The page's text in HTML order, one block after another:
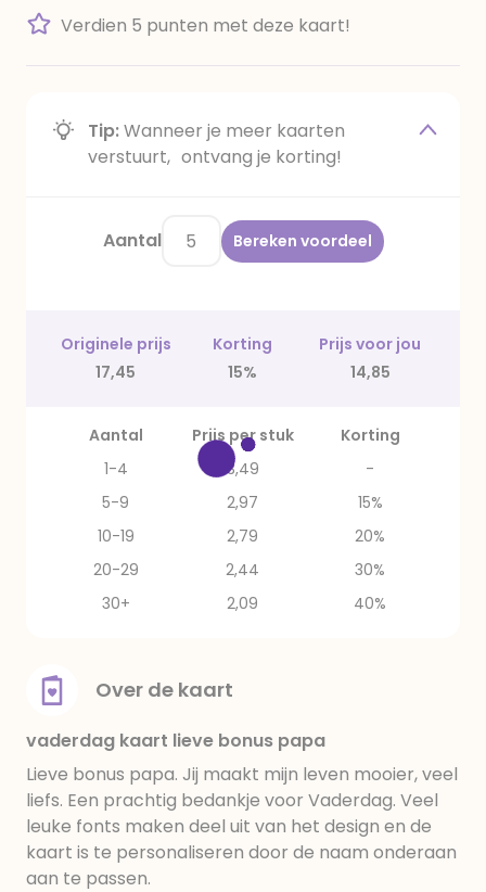
Verdien 5 punten met deze kaart!
Tip:Wanneer je meer kaarten
verstuurt, ontvang je korting!
Aantal Bereken voordeel
Originele prijs Korting
Prijs voor jou
17,45
15% 14,85
Aantal Prijs per stuk
Korting
1-4
3,49
-
5-9
2,97
15%
10-19
2,79
20%
20-29
2,44
30%
30+
2,09 40%
Over de kaart
vaderdag kaart lieve bonus papa
Lieve bonus papa. Jij maakt mijn leven mooier, veel
liefs. Een prachtig bedankje voor Vaderdag. Veel
leuke fonts maken deel uit van het design en de
kaart is te personaliseren door de naam onderaan
aan te passen.